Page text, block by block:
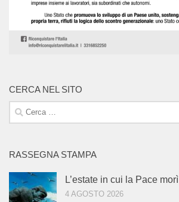
CERCA NEL SITO
Ricerca
per:
RASSEGNA STAMPA
L’estate in cui la Pace morì
4 AGOSTO 2026